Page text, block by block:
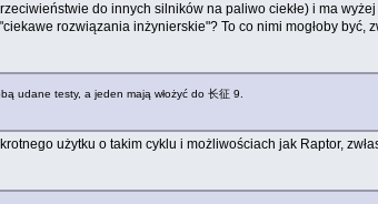
do innych silników na paliwo ciekłe) i ma
rozwiązania inżynierskie"? To co nimi mogłoby być,
udane testy, a jeden mają włożyć do 长征 9.
użytku o takim cyklu i możliwościach jak Raptor,